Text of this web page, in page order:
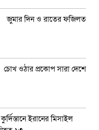
জুমার দিন ও রাতের ফজিলত
চোখ ওঠার প্রকোপ সারা দেশে
ইরানের মিসাইল